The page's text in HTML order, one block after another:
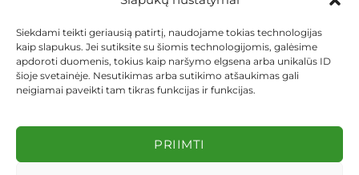
Siekdami teikti geriausią patirtį, naudojame tokias technologijas
kaip slapukus. Jei sutiksite su šiomis technologijomis, galėsime
apdoroti duomenis, tokius kaip naršymo elgsena arba unikalūs ID
šioje svetainėje. Nesutikimas arba sutikimo atšaukimas gali
neigiamai paveikti tam tikras funkcijas ir funkcijas.
PRIIMTI
KEITIMAS IR GRĄŽINIMAS
PRIVATUMO POLITIKA
Visos teisės saugomos 2026 ©dekosodas.lt